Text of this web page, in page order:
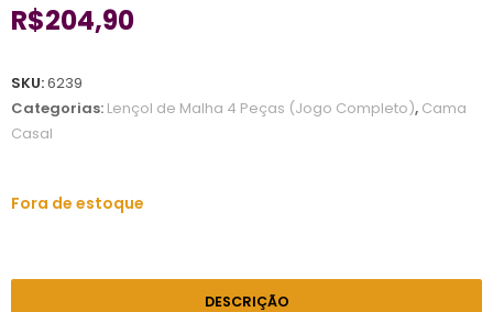
R$204,90
SKU:6239
Categorias: Lençol de Malha 4 Peças (Jogo Completo), Cama
Casal
Fora de estoque
DESCRIÇÃO